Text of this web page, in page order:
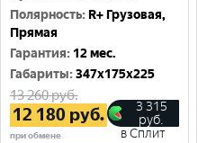
Полярность: R+ Грузовая,
Прямая
Гарантия: 12 мес.
Габариты:347x175x225
13 260руб.
12 180 руб.
при обмене
3 315
руб.
в Сплит